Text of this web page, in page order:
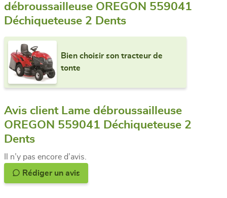
débroussailleuse OREGON 559041
Déchiqueteuse 2 Dents
Bien choisir son tracteur de
tonte
Avis client Lame débroussailleuse
OREGON 559041 Déchiqueteuse 2
Dents
Il n’y pas encore d’avis.
Rédiger un avis